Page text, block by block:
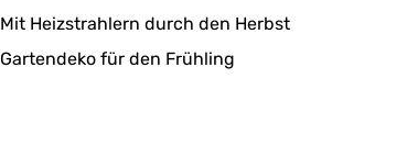
Mit Heizstrahlern durch den Herbst
Gartendeko für den Frühling